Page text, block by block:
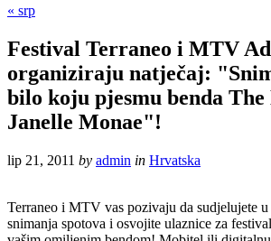
« srp
Festival Terraneo i MTV
organiziraju natječaj:
bilo koju pjesmu benda
Janelle Monae"!
lip 21, 2011 by admin in Hrvatska
Terraneo i MTV vas pozivaju da sudjelujete
snimanja spotova i osvojite ulaznice za